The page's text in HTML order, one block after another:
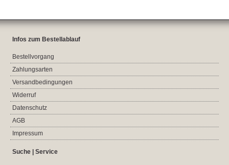
Infos zum Bestellablauf
Bestellvorgang
Zahlungsarten
Versandbedingungen
Widerruf
Datenschutz
AGB
Impressum
Suche | Service